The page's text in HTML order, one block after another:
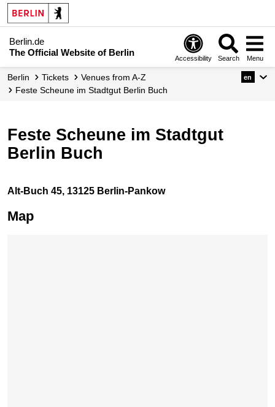
Berlin.de
The Official Website of Berlin
Accessibility Search Menu
Berlin Tickets
Venues from A-Z
Feste Scheune im Stadtgut Berlin Buch
en
Feste Scheune im Stadtgut
Berlin Buch
Alt-Buch 45, 13125 Berlin-Pankow
Map